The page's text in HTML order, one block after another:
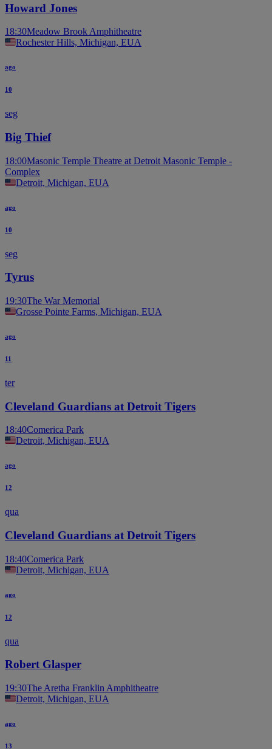
Howard Jones
18:30Meadow Brook Amphitheatre
Rochester Hills, Michigan, EUA
ago
10
seg
Big Thief
18:00Masonic Temple Theatre at Detroit Masonic Temple -
Complex
Detroit, Michigan, EUA
ago
10
seg
Tyrus
19:30The War Memorial
Grosse Pointe Farms, Michigan, EUA
ago
11
ter
Cleveland Guardians at Detroit Tigers
18:40Comerica Park
Detroit, Michigan, EUA
ago
12
qua
Cleveland Guardians at Detroit Tigers
18:40Comerica Park
Detroit, Michigan, EUA
ago
12
qua
Robert Glasper
19:30The Aretha Franklin Amphitheatre
Detroit, Michigan, EUA
ago
13